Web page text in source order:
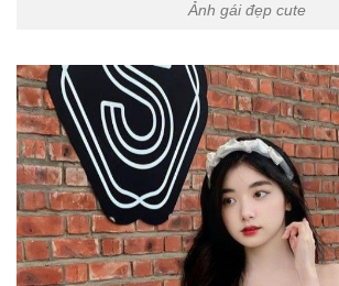
Ảnh gái đẹp cute